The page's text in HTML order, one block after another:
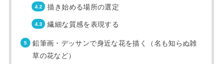
描き始める場所の選定
繊細な質感を表現する
鉛筆画・デッサンで身近な花を描く（名も知らぬ雑
草の花など）